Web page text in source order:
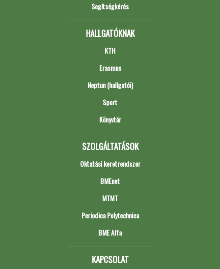
Segítségkérés
HALLGATÓKNAK
KTH
Erasmus
Neptun (hallgatói)
Sport
Könyvtár
SZOLGÁLTATÁSOK
Oktatási keretrendszer
BMEnet
MTMT
Periodica Polytechnica
BME Alfa
KAPCSOLAT